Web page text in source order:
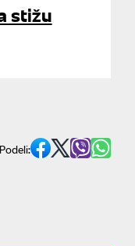
stižu
Podeli: